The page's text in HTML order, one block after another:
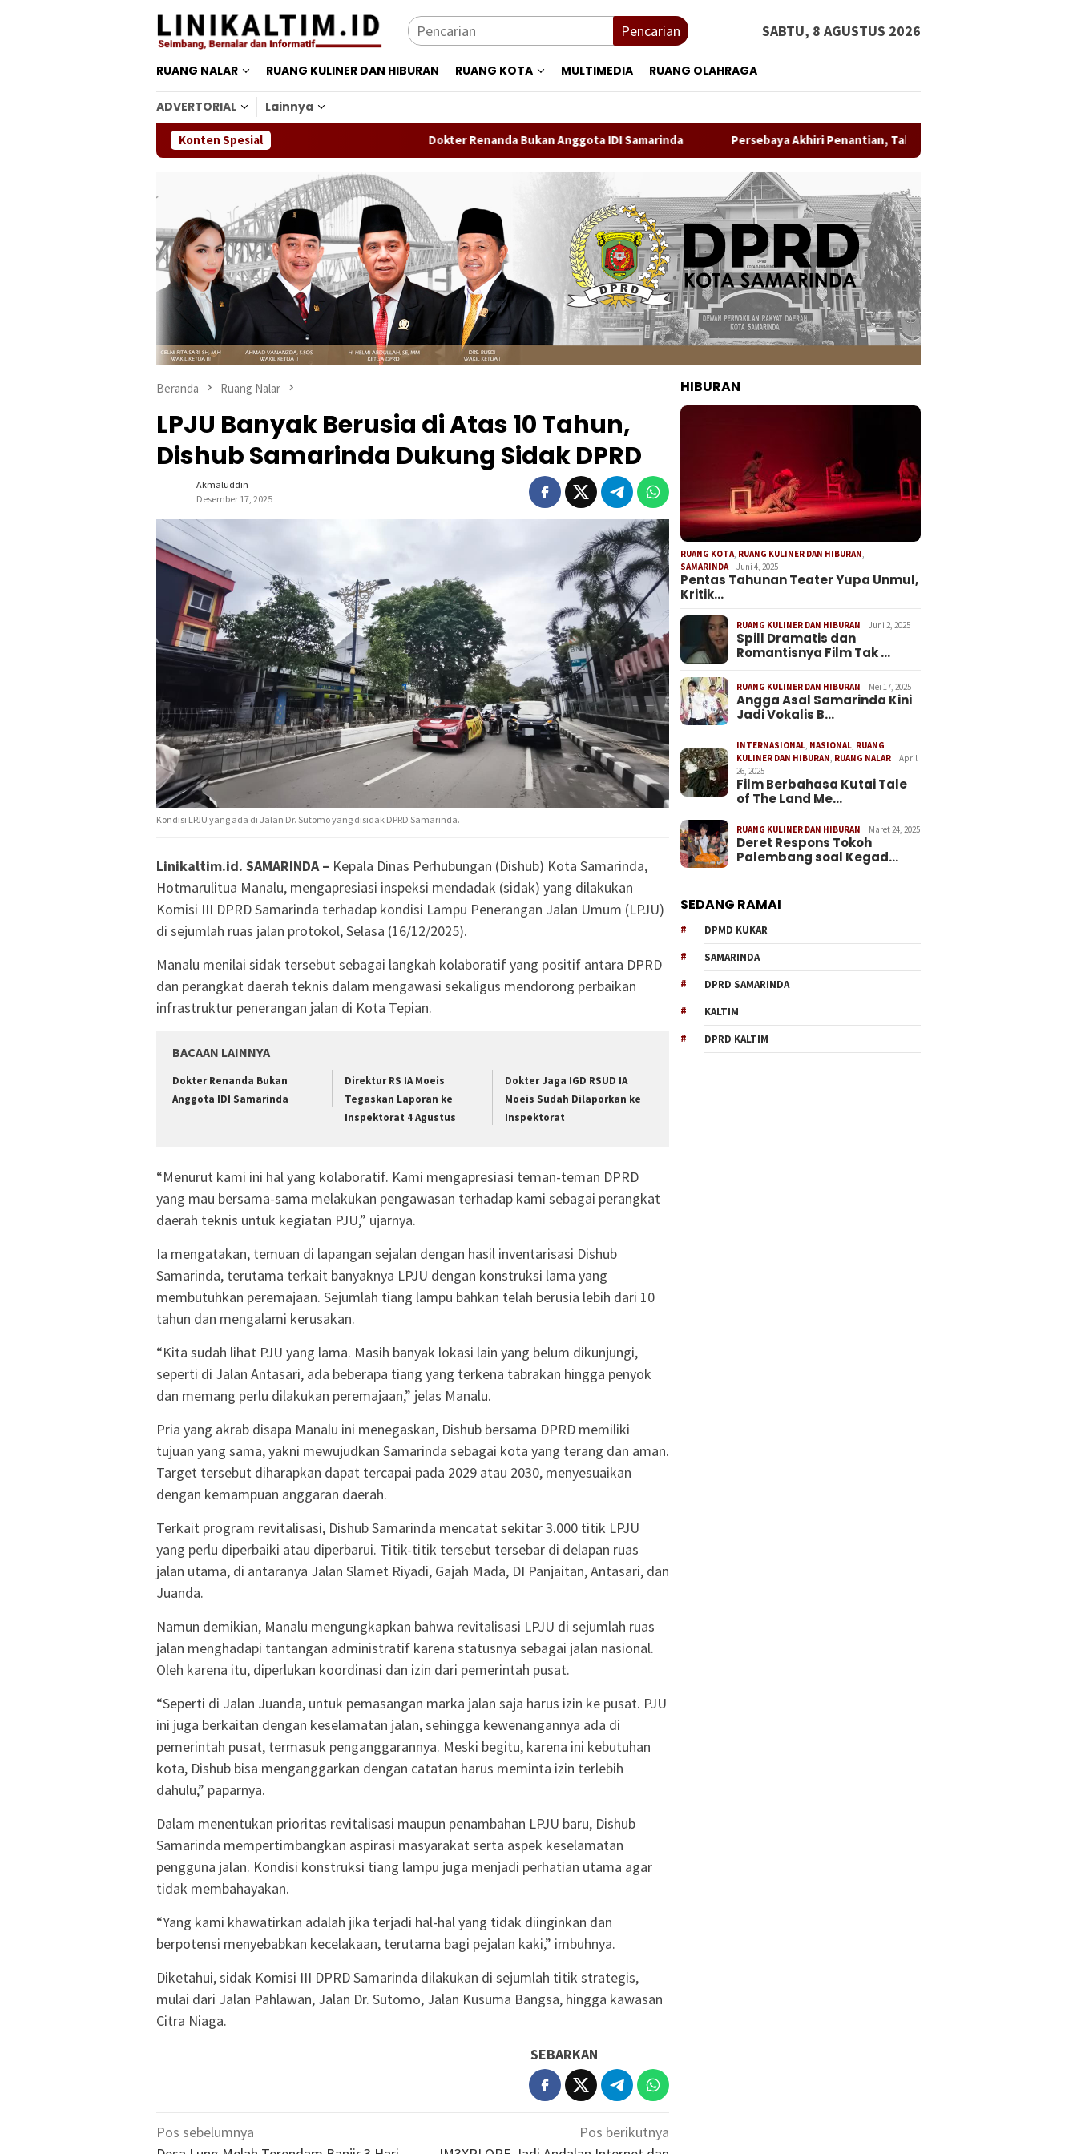
Pencarian SABTU, 8 AGUSTUS 2026
RUANG NALAR RUANG KULINER DAN HIBURAN RUANG KOTA MULTIMEDIA RUANG OLAHRAGA
ADVERTORIAL Lainnya
Konten Spesial Dokter Renanda Bukan Anggota IDI Samarinda Persebaya Akhiri Penantian, Taklukkan Persib Lewat Adu Penalti dan
Beranda Ruang Nalar
LPJU Banyak Berusia di Atas 10 Tahun,
Dishub Samarinda Dukung Sidak DPRD
Akmaluddin
Desember 17, 2025
Kondisi LPJU yang ada di Jalan Dr. Sutomo yang disidak DPRD Samarinda.
Linikaltim.id. SAMARINDA – Kepala Dinas Perhubungan (Dishub) Kota Samarinda,
Hotmarulitua Manalu, mengapresiasi inspeksi mendadak (sidak) yang dilakukan
Komisi III DPRD Samarinda terhadap kondisi Lampu Penerangan Jalan Umum (LPJU)
di sejumlah ruas jalan protokol, Selasa (16/12/2025).
Manalu menilai sidak tersebut sebagai langkah kolaboratif yang positif antara DPRD
dan perangkat daerah teknis dalam mengawasi sekaligus mendorong perbaikan
infrastruktur penerangan jalan di Kota Tepian.
BACAAN LAINNYA
Dokter Renanda Bukan
Anggota IDI Samarinda
Direktur RS IA Moeis
Tegaskan Laporan ke
Inspektorat 4 Agustus
Dokter Jaga IGD RSUD IA
Moeis Sudah Dilaporkan ke
Inspektorat
“Menurut kami ini hal yang kolaboratif. Kami mengapresiasi teman-teman DPRD
yang mau bersama-sama melakukan pengawasan terhadap kami sebagai perangkat
daerah teknis untuk kegiatan PJU,” ujarnya.
Ia mengatakan, temuan di lapangan sejalan dengan hasil inventarisasi Dishub
Samarinda, terutama terkait banyaknya LPJU dengan konstruksi lama yang
membutuhkan peremajaan. Sejumlah tiang lampu bahkan telah berusia lebih dari 10
tahun dan mengalami kerusakan.
“Kita sudah lihat PJU yang lama. Masih banyak lokasi lain yang belum dikunjungi,
seperti di Jalan Antasari, ada beberapa tiang yang terkena tabrakan hingga penyok
dan memang perlu dilakukan peremajaan,” jelas Manalu.
Pria yang akrab disapa Manalu ini menegaskan, Dishub bersama DPRD memiliki
tujuan yang sama, yakni mewujudkan Samarinda sebagai kota yang terang dan aman.
Target tersebut diharapkan dapat tercapai pada 2029 atau 2030, menyesuaikan
dengan kemampuan anggaran daerah.
Terkait program revitalisasi, Dishub Samarinda mencatat sekitar 3.000 titik LPJU
yang perlu diperbaiki atau diperbarui. Titik-titik tersebut tersebar di delapan ruas
jalan utama, di antaranya Jalan Slamet Riyadi, Gajah Mada, DI Panjaitan, Antasari, dan
Juanda.
Namun demikian, Manalu mengungkapkan bahwa revitalisasi LPJU di sejumlah ruas
jalan menghadapi tantangan administratif karena statusnya sebagai jalan nasional.
Oleh karena itu, diperlukan koordinasi dan izin dari pemerintah pusat.
“Seperti di Jalan Juanda, untuk pemasangan marka jalan saja harus izin ke pusat. PJU
ini juga berkaitan dengan keselamatan jalan, sehingga kewenangannya ada di
pemerintah pusat, termasuk penganggarannya. Meski begitu, karena ini kebutuhan
kota, Dishub bisa menganggarkan dengan catatan harus meminta izin terlebih
dahulu,” paparnya.
Dalam menentukan prioritas revitalisasi maupun penambahan LPJU baru, Dishub
Samarinda mempertimbangkan aspirasi masyarakat serta aspek keselamatan
pengguna jalan. Kondisi konstruksi tiang lampu juga menjadi perhatian utama agar
tidak membahayakan.
“Yang kami khawatirkan adalah jika terjadi hal-hal yang tidak diinginkan dan
berpotensi menyebabkan kecelakaan, terutama bagi pejalan kaki,” imbuhnya.
Diketahui, sidak Komisi III DPRD Samarinda dilakukan di sejumlah titik strategis,
mulai dari Jalan Pahlawan, Jalan Dr. Sutomo, Jalan Kusuma Bangsa, hingga kawasan
Citra Niaga.
SEBARKAN
Navigasi
Pos sebelumnya
Pos berikutnya
HIBURAN
RUANG KOTA RUANG KULINER DAN HIBURAN
SAMARINDA
Juni 4, 2025
Pentas Tahunan Teater Yupa Unmul,
Kritik…
RUANG KULINER DAN HIBURAN Juni 2, 2025
Spill Dramatis dan
Romantisnya Film Tak …
RUANG KULINER DAN HIBURAN Mei 17, 2025
Angga Asal Samarinda Kini
Jadi Vokalis B…
INTERNASIONAL NASIONAL RUANG
KULINER DAN HIBURAN RUANG NALAR
April
26, 2025
Film Berbahasa Kutai Tale
of The Land Me…
RUANG KULINER DAN HIBURAN Maret 24, 2025
Deret Respons Tokoh
Palembang soal Kegad…
SEDANG RAMAI
DPMD KUKAR
SAMARINDA
DPRD SAMARINDA
KALTIM
DPRD KALTIM